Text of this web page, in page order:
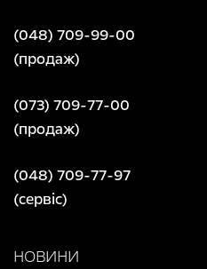
(048) 709-99-00
(продаж)
(073) 709-77-00
(продаж)
(048) 709-77-97
(сервіс)
НОВИНИ